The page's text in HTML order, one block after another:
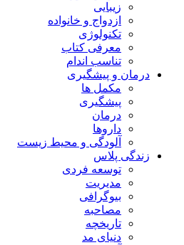
زیبایی
ازدواج و خانواده
تکنولوژی
معرفی کتاب
تناسب اندام
درمان و پیشگیری
مکمل ها
پیشگیری
درمان
داروها
آلودگی و محیط زیست
زندگی پلاس
توسعه فردی
مدیریت
بیوگرافی
مصاحبه
تاریخچه
دنیای مد